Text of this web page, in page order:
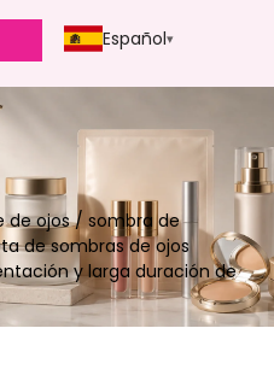
Español
de ojos/ sombra de
de sombras de ojos
y larga duración de